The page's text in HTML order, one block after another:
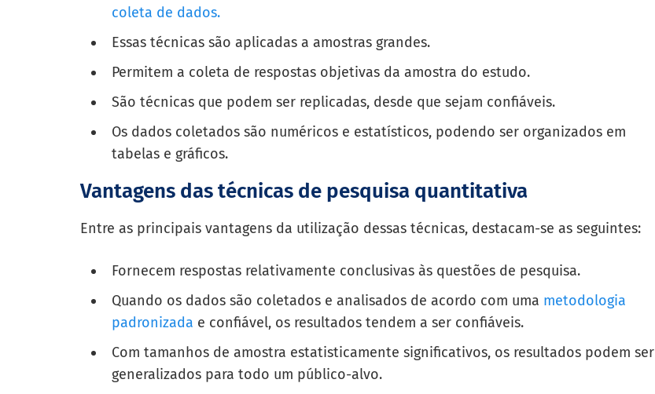
coleta de dados.
Essas técnicas são aplicadas a amostras grandes.
Permitem a coleta de respostas objetivas da amostra do estudo.
São técnicas que podem ser replicadas, desde que sejam confiáveis.
Os dados coletados são numéricos e estatísticos, podendo ser organizados em
tabelas e gráficos.
Vantagens das técnicas de pesquisa quantitativa
Entre as principais vantagens da utilização dessas técnicas, destacam-se as seguintes:
Fornecem respostas relativamente conclusivas às questões de pesquisa.
Quando os dados são coletados e analisados de acordo com uma metodologia
padronizada e confiável, os resultados tendem a ser confiáveis.
Com tamanhos de amostra estatisticamente significativos, os resultados podem ser
generalizados para todo um público-alvo.